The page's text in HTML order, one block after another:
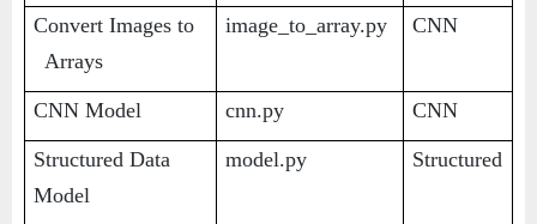
Convert Images to
Arrays
image_to_array.py CNN
CNN Model cnn.py CNN
Structured Data
Model
model.py Structured